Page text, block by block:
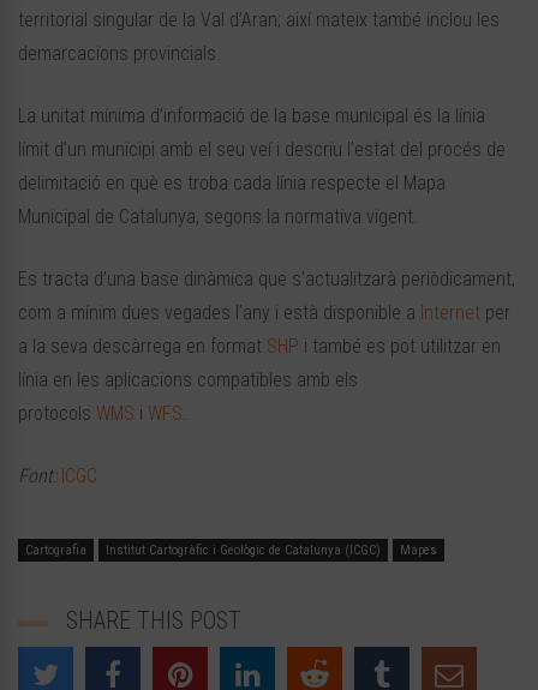
territorial singular de la Val d’Aran; així mateix també inclou les
demarcacions provincials.
La unitat mínima d’informació de la base municipal és la línia
límit d’un municipi amb el seu veí i descriu l’estat del procés de
delimitació en què es troba cada línia respecte el Mapa
Municipal de Catalunya, segons la normativa vigent.
Es tracta d’una base dinàmica que s’actualitzarà periòdicament,
com a mínim dues vegades l’any i està disponible a Internet per
a la seva descàrrega en format SHP i també es pot utilitzar en
línia en les aplicacions compatibles amb els
protocols WMS i WFS.
Font: ICGC
Cartografia Institut Cartogràfic i Geològic de Catalunya (ICGC) Mapes
SHARE THIS POST